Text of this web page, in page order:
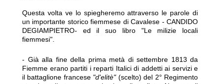
Questa volta ve lo spiegheremo attraverso le parole di
un importante storico fiemmese di Cavalese - CANDIDO
DEGIAMPIETRO- ed il suo libro "Le milizie locali
fiemmesi".
- Già alla fine della prima metà di settembre 1813 da
Fiemme erano partiti i reparti Italici di addetti ai servizi e
il battaglione francese "d'elitè" (scelto) del 2° Regimento